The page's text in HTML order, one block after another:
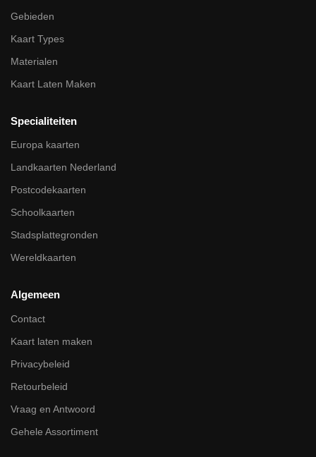
Gebieden
Kaart Types
Materialen
Kaart Laten Maken
Specialiteiten
Europa kaarten
Landkaarten Nederland
Postcodekaarten
Schoolkaarten
Stadsplattegronden
Wereldkaarten
Algemeen
Contact
Kaart laten maken
Privacybeleid
Retourbeleid
Vraag en Antwoord
Gehele Assortiment